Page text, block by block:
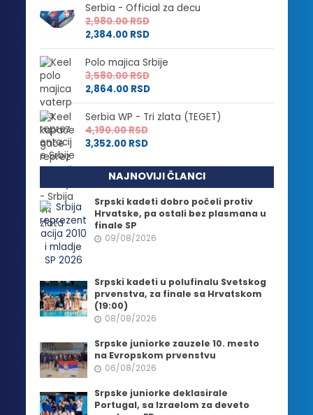
Serbia - Official za decu
2,980.00RSD
2,384.00 RSD
Polo majica Srbije
3,580.00RSD
2,864.00 RSD
Serbia WP - Tri zlata (TEGET)
4,190.00RSD
3,352.00 RSD
NAJNOVIJI ČLANCI
Srpski kadeti dobro počeli protiv
Hrvatske, pa ostali bez plasmana u
finale SP
09/08/2026
Srpski kadeti u polufinalu Svetskog
prvenstva, za finale sa Hrvatskom
(19:00)
08/08/2026
Srpske juniorke zauzele 10. mesto
na Evropskom prvenstvu
06/08/2026
Srpske juniorke deklasirale
Portugal, sa Izraelom za deveto